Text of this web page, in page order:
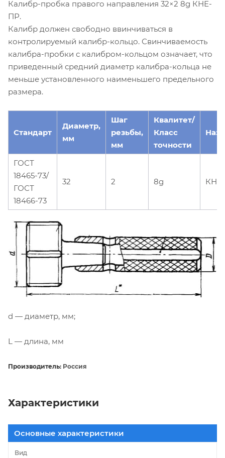
Калибр-пробка правого направления 32×2 8g КНЕ-
ПР.
Калибр должен свободно ввинчиваться в
контролируемый калибр-кольцо. Свинчиваемость
калибра-пробки с калибром-кольцом означает, что
приведенный средний диаметр калибра-кольца не
меньше установленного наименьшего предельного
размера.
Стандарт
Диаметр,
мм
Шаг
резьбы,
мм
Квалитет/
Класс
точности
ГОСТ
18465-73/
ГОСТ
18466-73
32 2 8g
d — диаметр, мм;
L — длина, мм
Производитель: Россия
Характеристики
Основные характеристики
Вид